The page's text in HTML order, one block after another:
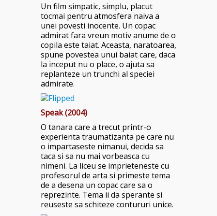
Un film simpatic, simplu, placut
tocmai pentru atmosfera naiva a
unei povesti inocente. Un copac
admirat fara vreun motiv anume de o
copila este taiat. Aceasta, naratoarea,
spune povestea unui baiat care, daca
la inceput nu o place, o ajuta sa
replanteze un trunchi al speciei
admirate.
Speak (2004)
O tanara care a trecut printr-o
experienta traumatizanta pe care nu
o impartaseste nimanui, decida sa
taca si sa nu mai vorbeasca cu
nimeni. La liceu se imprieteneste cu
profesorul de arta si primeste tema
de a desena un copac care sa o
reprezinte. Tema ii da sperante si
reuseste sa schiteze contururi unice.